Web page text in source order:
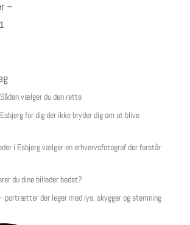
–
vælger du den rette
for dig der ikke bryder dig om at blive
i Esbjerg vælger en erhvervsfotograf der forstår
du dine billeder bedst?
portrætter der leger med lys, skygger og stemning